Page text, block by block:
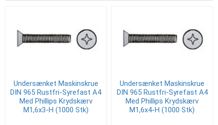
Undersænket Maskinskrue
DIN 965 Rustfri-Syrefast A4
Med Phillips Krydskærv
M1,6x3-H (1000 Stk)
Undersænket Maskinskrue
DIN 965 Rustfri-Syrefast A4
Med Phillips Krydskærv
M1,6x4-H (1000 Stk)